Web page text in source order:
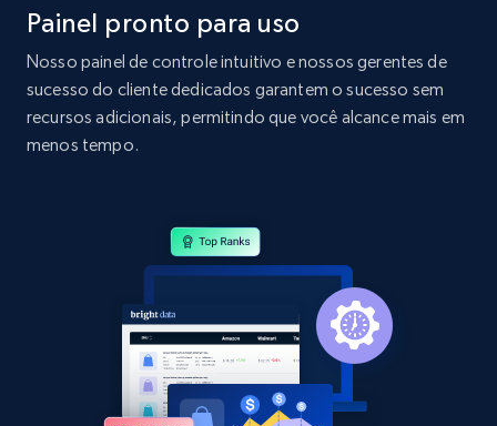
2.1K+ 353+ Comece agora
Home Depot US - Gather data on products
using specified keywords
Comece agora
Home Depot US - Discover products by
Painel pronto para uso
Nosso painel de controle intuitivo e nossos gerentes de
sucesso do cliente dedicados garantem o sucesso sem
recursos adicionais, permitindo que você alcance mais em
menos tempo.